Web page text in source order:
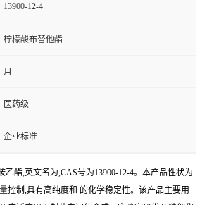
13900-12-4
柠檬酸布替他酯
月
医药级
企业标准
乙酯,英文名为,CAS号为13900-12-4。本产品性状为
控制,具有高纯度和 的化学稳定性。该产品主要用